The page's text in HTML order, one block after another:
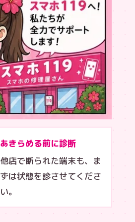
あきらめる前に診断
他店で断られた端末も、ま
ずは状態を診させてくださ
い。